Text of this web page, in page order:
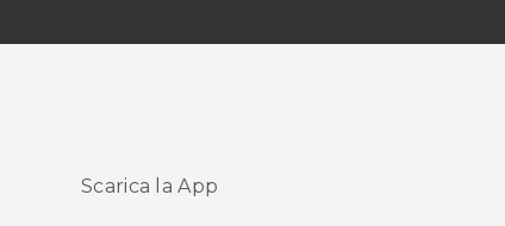
Scarica la App